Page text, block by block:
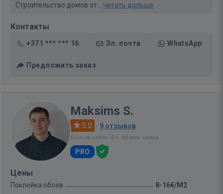
Строительство домов от... читать дальше
Контакты
+371 *** *** 16 Эл. почта WhatsApp
Предложить заказ
Maksims S.
5.0 · 9 отзывов
Был на сайте: 2 ч. 48 мин. назад
PRO
Цены
Поклейка обоев 8-16€/M2